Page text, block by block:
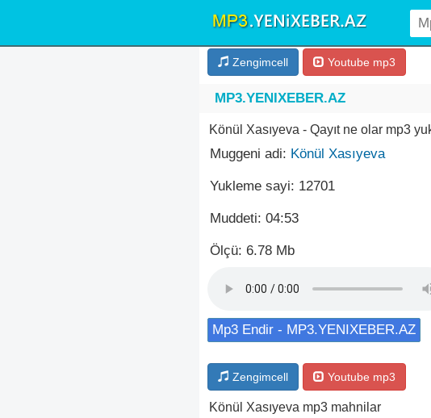
Zengimcell Youtube mp3
MP3.YENIXEBER.AZ
Könül Xasıyeva - Qayıt ne olar mp3
Muggeni adi: Könül Xasıyeva
Yukleme sayi: 12701
Muddeti: 04:53
Ölçü: 6.78 Mb
Mp3 Endir - MP3.YENIXEBER.AZ
Zengimcell Youtube mp3
Könül Xasıyeva mp3 mahnilar